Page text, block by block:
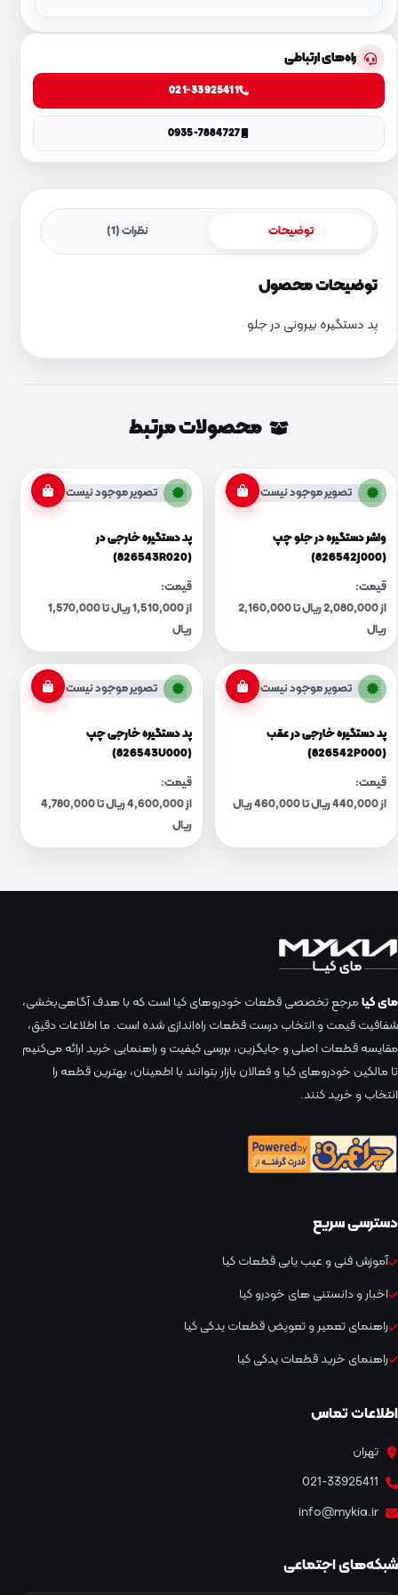
راه‌های ارتباطی
021-33925411
0935-7884727
توضیحات نظرات (1)
توضیحات محصول
پد دستگیره بیرونی در جلو
محصولات مرتبط
تصویر موجود نیست
واشر دستگیره در جلو چپ
(826542J000)
قیمت:
از 2,080,000 ریال تا 2,160,000
ریال
تصویر موجود نیست
پد دستگیره خارجی در
(826543R020)
قیمت:
از 1,510,000 ریال تا 1,570,000
ریال
تصویر موجود نیست
پد دستگیره خارجی در عقب
(826542P000)
قیمت:
از 440,000 ریال تا 460,000 ریال
تصویر موجود نیست
پد دستگیره خارجی چپ
(826543U000)
قیمت:
از 4,600,000 ریال تا 4,780,000
ریال
مای کیامرجع تخصصی قطعات خودروهای کیا است که با هدف آگاهی‌بخشی،
شفافیت قیمت و انتخاب درست قطعات راه‌اندازی شده است. ما اطلاعات دقیق،
مقایسه قطعات اصلی و جایگزین، بررسی کیفیت و راهنمایی خرید ارائه می‌کنیم
تا مالکین خودروهای کیا و فعالان بازار بتوانند با اطمینان، بهترین قطعه را
انتخاب و خرید کنند.
دسترسی سریع
آموزش فنی و عیب یابی قطعات کیا
اخبار و دانستنی های خودرو کیا
راهنمای تعمیر و تعویض قطعات یدکی کیا
راهنمای خرید قطعات یدکی کیا
اطلاعات تماس
تهران
021-33925411
info@mykia.ir
شبکه‌های اجتماعی